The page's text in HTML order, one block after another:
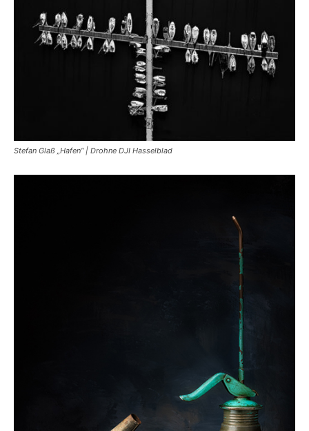
Stefan Glaß „Hafen“ | Drohne DJI Hasselblad